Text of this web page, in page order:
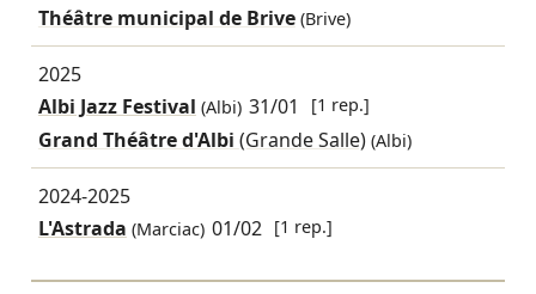
Théâtre municipal de Brive (Brive)
2025
Albi Jazz Festival (Albi) 31/01 [1 rep.]
Grand Théâtre d'Albi (Grande Salle) (Albi)
2024-2025
L'Astrada (Marciac) 01/02 [1 rep.]